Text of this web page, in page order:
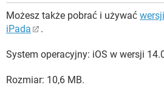
Możesz także pobrać i używać
iPada
.
System operacyjny: iOS w wersji
Rozmiar: 10,6 MB.